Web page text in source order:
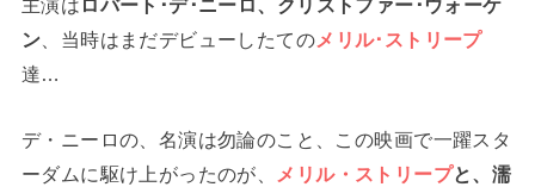
主演は ロバート･デ･ニーロ、クリストファー･ウォーケ
ン 、当時はまだデビューしたてのメリル･ストリープ
達…
デ・ニーロの、名演は勿論のこと、この映画で一躍スタ
ーダムに駆け上がったのが、
メリル・ストリープと、濡